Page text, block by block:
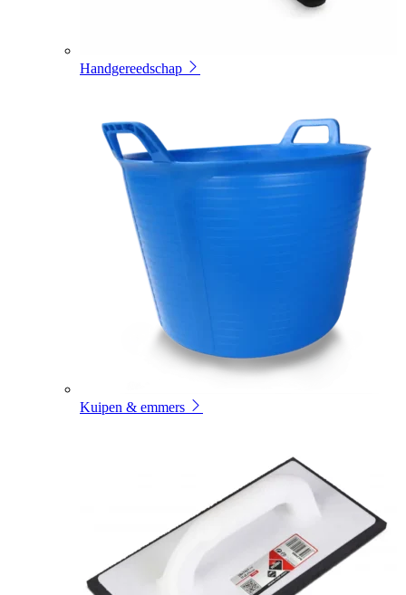
Handgereedschap
Kuipen & emmers